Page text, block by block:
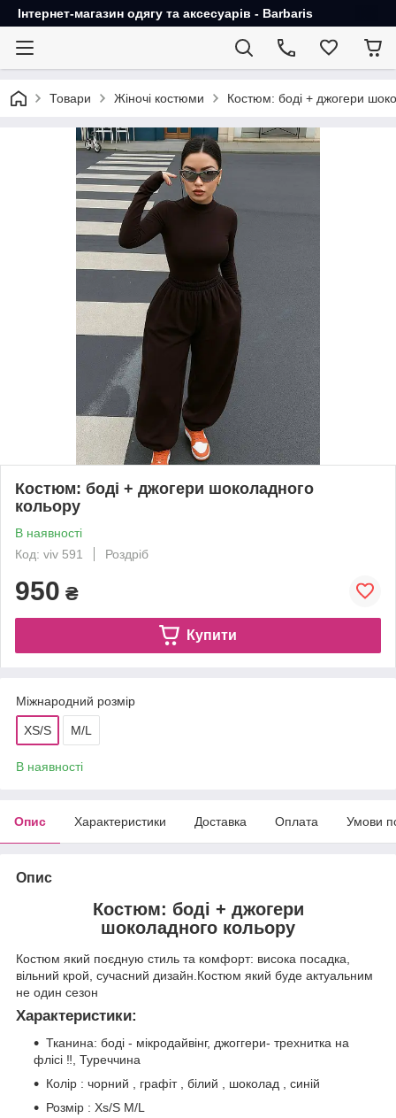
Інтернет-магазин одягу та аксесуарів - Barbaris
Товари Жіночі костюми Костюм: боді + джогери
Костюм: боді + джогери шоколадного
кольору
В наявності
Код: viv 591
Роздріб
950 ₴
Купити
Міжнародний розмір
XS/S M/L
В наявності
Опис Характеристики Доставка Оплата Умови
Опис
Костюм: боді + джогери
шоколадного кольору
Костюм який поєдную стиль та комфорт: висока посадка,
вільний крой, сучасний дизайн.Костюм який буде актуальним
не один сезон
Характеристики:
Тканина: боді - мікродайвінг, джоггери- трехнитка на
флісі ‼️, Туреччина
Колір : чорний , графіт , білий , шоколад , синій
Розмір : Xs/S M/L